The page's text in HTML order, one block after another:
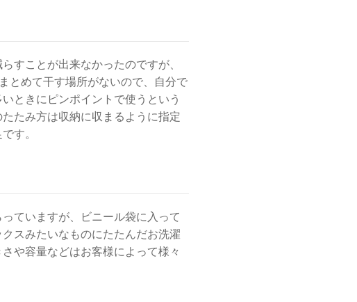
すことが出来なかったのですが、
とめて干す場所がないので、自分で
ときにピンポイントで使うという
たみ方は収納に収まるように指定
す。
ていますが、ビニール袋に入って
スみたいなものにたたんだお洗濯
や容量などはお客様によって様々